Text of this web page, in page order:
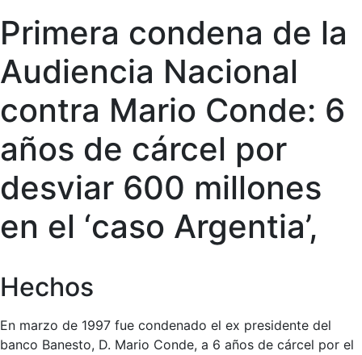
Primera condena de la
Audiencia Nacional
contra Mario Conde: 6
años de cárcel por
desviar 600 millones
en el ‘caso Argentia’,
Hechos
En marzo de 1997 fue condenado el ex presidente del
banco Banesto, D. Mario Conde, a 6 años de cárcel por el